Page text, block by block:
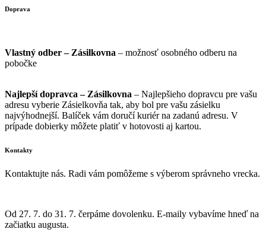
Doprava
Vlastný odber – Zásilkovna – možnosť osobného odberu na
pobočke
Najlepší dopravca – Zásilkovna – Najlepšieho dopravcu pre vašu
adresu vyberie Zásielkovňa tak, aby bol pre vašu zásielku
najvýhodnejší. Balíček vám doručí kuriér na zadanú adresu. V
prípade dobierky môžete platiť v hotovosti aj kartou.
Kontakty
Kontaktujte nás. Radi vám pomôžeme s výberom správneho vrecka.
Od 27. 7. do 31. 7. čerpáme dovolenku. E-maily vybavíme hneď na
začiatku augusta.